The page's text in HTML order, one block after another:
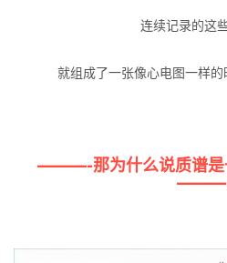
连续记录的这
就组成了一张像心电图一样
———-那为什么说质谱是